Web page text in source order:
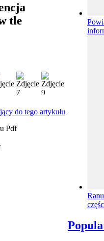
tle
do tego artykułu
Pdf